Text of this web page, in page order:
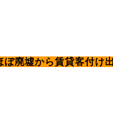
墟から賃貸客付け出